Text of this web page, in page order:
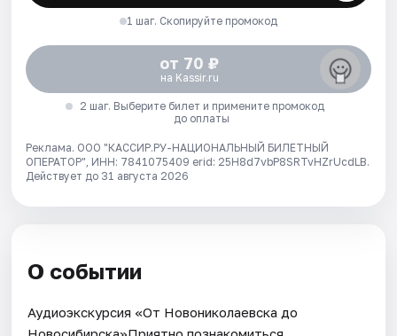
1 шаг. Скопируйте промокод
от 70 ₽
на Kassir.ru
2 шаг. Выберите билет и примените промокод
до оплаты
Реклама. ООО "КАССИР.РУ-НАЦИОНАЛЬНЫЙ БИЛЕТНЫЙ
ОПЕРАТОР", ИНН: 7841075409 erid: 25H8d7vbP8SRTvHZrUcdLB.
Действует до 31 августа 2026
О событии
Аудиоэкскурсия «От Новониколаевска до